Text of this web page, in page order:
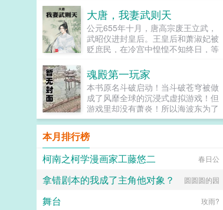
吞吐烟雾，易璟缓缓向写出郁淼的作
者献上膝盖。难怪文中那些alpha要
发疯，她看了也忍不住想喊姐姐请让
我贴一下啊！郁淼有一个秘密。她知
道未来会发生的所有事。那期间每一
之前，郁淼每天都在数着日子等着复
仇，因此她清楚的知道易璟不是这个
世界的人。但是易璟太可爱了。她是
她世界里唯一的正常人，不会忽然发
疯对她强取豪夺，也不会利用信息素
在各种地方侮辱一样地占有，还会默
不作声地带她绕开所有的剧情点。因
为易璟，上辈子那些恶心的alpha没
有一个能来到她的面前。郁淼爱易
璟。只是易璟总是不开窍，每次亲近
她到最后都会弹开，即使她说她愿
意。于是在情热期那天，郁淼提前丢
掉了抑制剂，处理掉了一直在烦她的
长大后贾元春进入深宫从此战战兢
兢，日夜为家族父母机关算尽。郑麟
子开始一点点经营自己的小日子，倒
也过得有滋有味。因为养牛让牛痘提
前出现，因为种棉，引导大家改用飞
凑上来了。麟子别来沾边，你们姓贾
我姓郑，咱们不是一家人。以下是预
收在始皇帝面前打败李二凤李二凤这
位靠玄武门继承法上位的千古一帝在
驾崩的时候有人问他愿不愿意去给秦
始皇当太子，如果愿意，就让长孙皇
后跟着一起去。李世民大喜，摩拳擦
掌准备去做秦二世，还厚脸皮想把贞
观朝的群臣带上。子央，因为经常出
学生。她再次遇到了车祸后，在生死
当孩子，只要得到始皇帝一句子央，
大唐，我妻武则天
公元655年十月，唐高宗废王立武，
武昭仪进封皇后。王皇后和萧淑妃被
贬庶民，在冷宫中惶惶不知终日，等
长孙无忌退居幕后，仍不死心，与关
陇贵族们暗中筹谋，寻求废掉武则天
皇后之位。许敬宗李义府等拥武派官
员摩拳擦掌，准备凭拥立皇后之功，
入阁宰事，封侯拜相。一场突如其来
的头疾，让唐高宗李治陷入昏迷，当
他重新醒来时，大唐所有人的命运，
都将发生改变。...
魂殿第一玩家
本书原名斗破启动！当斗破苍穹被做
成了风靡全球的沉浸式虚拟游戏！但
游戏里却没有萧炎！所以海波东为了
破除封印，不得不将希望寄托在玩家
身上，从而一跃成为斗破里最大的天
使投资人！没有婚约束缚和三年之
约，纳兰嫣然却成为了许多玩家想要
打脸的目标！云韵现云岚宗多了许多
冲师逆徒的称号。蛇人族多了数之不
变。还有更多玩家，想要收服青莲地
本月排行榜
柯南之柯学漫画家工藤悠二
春日公
拿错剧本的我成了主角他对象？ 圆圆圆的园
舞台 玫雨?